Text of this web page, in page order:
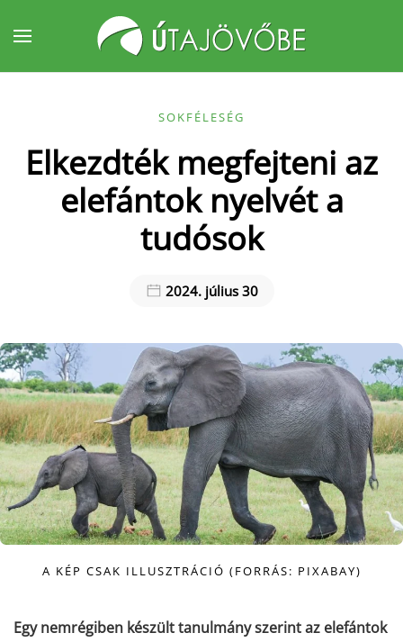
Fő tartalom átugrása
SOKFÉLESÉG
Elkezdték megfejteni az
elefántok nyelvét a
tudósok
2024. július 30
A KÉP CSAK ILLUSZTRÁCIÓ (FORRÁS: PIXABAY)
Egy nemrégiben készült tanulmány szerint az elefántok